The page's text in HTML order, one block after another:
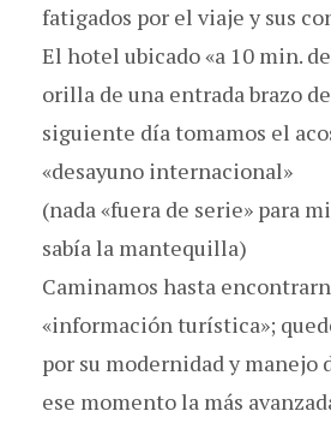
fatigados por el viaje y sus
El hotel ubicado «a 10 min.
orilla de una entrada brazo
siguiente día tomamos el
«desayuno internacional»
(nada «fuera de serie» para
sabía la mantequilla)
Caminamos hasta
«información turística»;
por su modernidad y manejo
ese momento la más